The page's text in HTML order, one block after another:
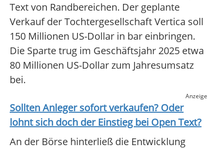
Text von Randbereichen. Der geplante
Verkauf der Tochtergesellschaft Vertica soll
150 Millionen US-Dollar in bar einbringen.
Die Sparte trug im Geschäftsjahr 2025 etwa
80 Millionen US-Dollar zum Jahresumsatz
bei.
Anzeige
Sollten Anleger sofort verkaufen? Oder
lohnt sich doch der Einstieg bei Open Text?
An der Börse hinterließ die Entwicklung